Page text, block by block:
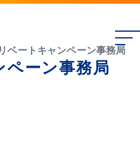
ベートキャンペーン事務局
ペーン事務局